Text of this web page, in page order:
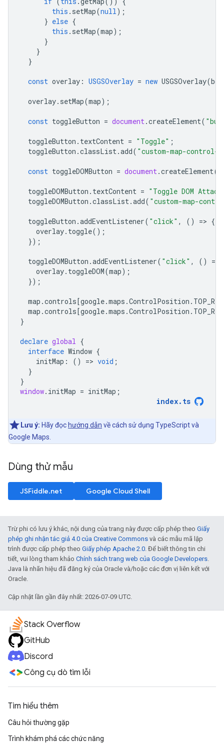
this . setMap(null);
} else {
this . setMap(map);
}
}
}
const overlay : USGSOverlay = new USGSOverlay(
overlay. setMap(map);
const toggleButton = document.createElement(
toggleButton . textContent = "Toggle" ;
toggleButton .classList.add( "custom-map-control-
const toggleDOMButton = document.createElement(
toggleDOMButton . textContent = "Toggle DOM
toggleDOMButton .classList.add( "custom-map-
toggleButton .addEventListener( "click" , () => {
overlay. toggle();
});
toggleDOMButton .addEventListener( "click" , () =
overlay. toggleDOM(map);
});
map .controls [google.maps .ControlPosition .
map .controls [google.maps .ControlPosition .
}
declare global {
interface Window {
initMap : () => void ;
}
}
window. initMap = initMap ;
index. ts
Lưu ý: Hãy đọc hướng dẫn về cách sử dụng TypeScript và
Google Maps.
Dùng thử mẫu
JSFiddle.net Google Cloud Shell
Trừ phi có lưu ý khác, nội dung của trang này được cấp phép theo Giấy
phép ghi nhận tác giả 4.0 của Creative Commons và các mẫu mã lập
trình được cấp phép theo Giấy phép Apache 2.0. Để biết thông tin chi
tiết, vui lòng tham khảo Chính sách trang web của Google Developers.
Java là nhãn hiệu đã đăng ký của Oracle và/hoặc các đơn vị liên kết với
Oracle.
Cập nhật lần gần đây nhất: 2026-07-09 UTC.
Stack Overflow
GitHub
Discord
Công cụ dò tìm lỗi
Tìm hiểu thêm
Câu hỏi thường gặp
Trình khám phá các chức năng